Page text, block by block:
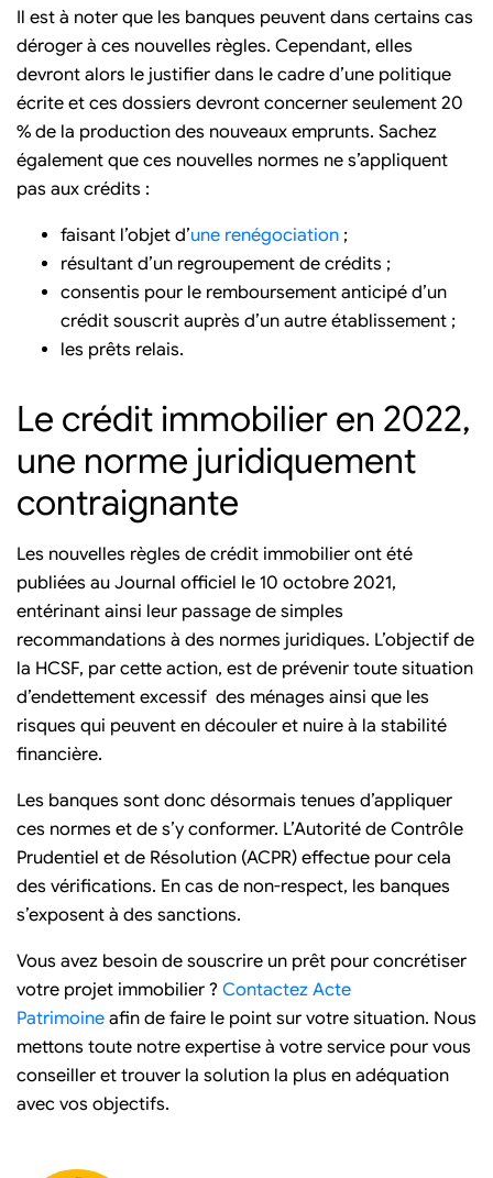
Il est à noter que les banques peuvent dans certains cas
déroger à ces nouvelles règles. Cependant, elles
devront alors le justifier dans le cadre d’une politique
écrite et ces dossiers devront concerner seulement 20
% de la production des nouveaux emprunts. Sachez
également que ces nouvelles normes ne s’appliquent
pas aux crédits :
faisant l’objet d’une renégociation ;
résultant d’un regroupement de crédits ;
consentis pour le remboursement anticipé d’un
crédit souscrit auprès d’un autre établissement ;
les prêts relais.
Le crédit immobilier en 2022,
une norme juridiquement
contraignante
Les nouvelles règles de crédit immobilier ont été
publiées au Journal officiel le 10 octobre 2021,
entérinant ainsi leur passage de simples
recommandations à des normes juridiques. L’objectif de
la HCSF, par cette action, est de prévenir toute situation
d’endettement excessif des ménages ainsi que les
risques qui peuvent en découler et nuire à la stabilité
financière.
Les banques sont donc désormais tenues d’appliquer
ces normes et de s’y conformer. L’Autorité de Contrôle
Prudentiel et de Résolution (ACPR) effectue pour cela
des vérifications. En cas de non-respect, les banques
s’exposent à des sanctions.
Vous avez besoin de souscrire un prêt pour concrétiser
votre projet immobilier ? Contactez Acte
Patrimoine afin de faire le point sur votre situation. Nous
mettons toute notre expertise à votre service pour vous
conseiller et trouver la solution la plus en adéquation
avec vos objectifs.